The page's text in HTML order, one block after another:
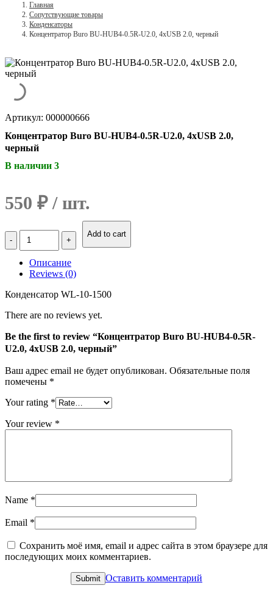
Главная
Сопутствующие товары
Конденсаторы
Концентратор Buro BU-HUB4-0.5R-U2.0, 4xUSB 2.0, черный
Артикул: 000000666
Концентратор Buro BU-HUB4-0.5R-U2.0, 4xUSB 2.0,
черный
В наличии 3
550 ₽
Количество
Концентратор
BU-
HUB4-
0.5R-
U2.0,
4xUSB
черный
Add to cart
Описание
Reviews (0)
Конденсатор WL-10-1500
There are no reviews yet.
Be the first to review “Концентратор Buro BU-HUB4-0.5R-
U2.0, 4xUSB 2.0, черный”
Ваш адрес email не будет опубликован. Обязательные поля
помечены *
Your rating *
Your review *
Name *
Email *
Сохранить моё имя, email и адрес сайта в этом браузере для
последующих моих комментариев.
Оставить комментарий